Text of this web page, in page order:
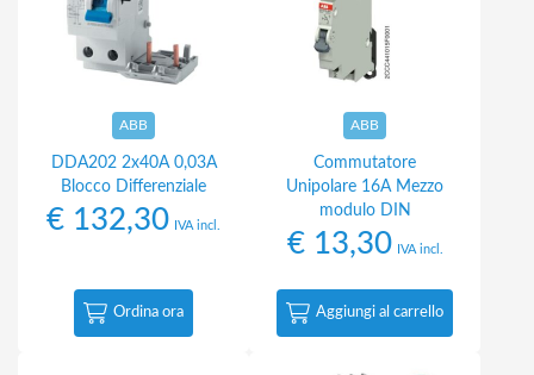
ABB
DDA202 2x40A 0,03A
Blocco Differenziale
€ 132,30 IVA incl.
Ordina ora
ABB
Commutatore
Unipolare 16A Mezzo
modulo DIN
€13,30 IVA incl.
Aggiungi al carrello